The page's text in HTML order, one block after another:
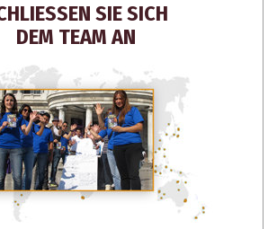
SIE SICH
DEM TEAM AN